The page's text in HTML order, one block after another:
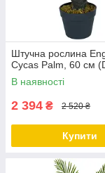
Штучна рослина
Cycas Palm, 60 см
В наявності
2 394 ₴ 2 520 ₴
Купити